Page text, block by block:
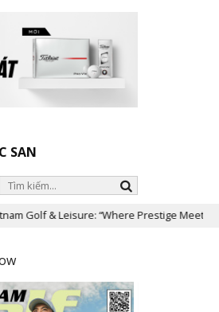
SAN
& Leisure: “Where Prestige Meets Legacy”